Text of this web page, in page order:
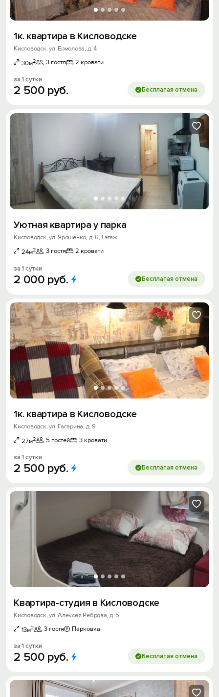
1к. квартира в Кисловодске
Кисловодск, ул. Ермолова, д. 4
30м2 3 гостя 2 кровати
за 1 сутки
2 500 руб. Бесплатая отмена
Уютная квартира у парка
Кисловодск, ул. Ярошенко, д. 6, 1 этаж
24м2 3 гостя 2 кровати
за 1 сутки
2 000 руб. Бесплатая отмена
1к. квартира в Кисловодске
Кисловодск, ул. Гагарина, д. 9
27м2 5 гостей 3 кровати
за 1 сутки
2 500 руб. Бесплатая отмена
Квартира-студия в Кисловодске
Кисловодск, ул. Алексея Реброва, д. 5
13м2 3 гостя Парковка
за 1 сутки
2 500 руб. Бесплатая отмена